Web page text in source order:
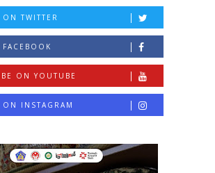
TWITTER
ON YOUTUBE
ON INSTAGRAM